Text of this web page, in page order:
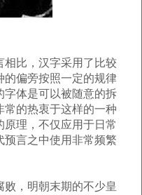
相比，汉字采用了比较
的偏旁按照一定的规律
字体是可以被随意的拆
常的热衷于这样的一种
理，不仅应用于日常
预言之中使用非常频繁
，明朝末期的不少皇